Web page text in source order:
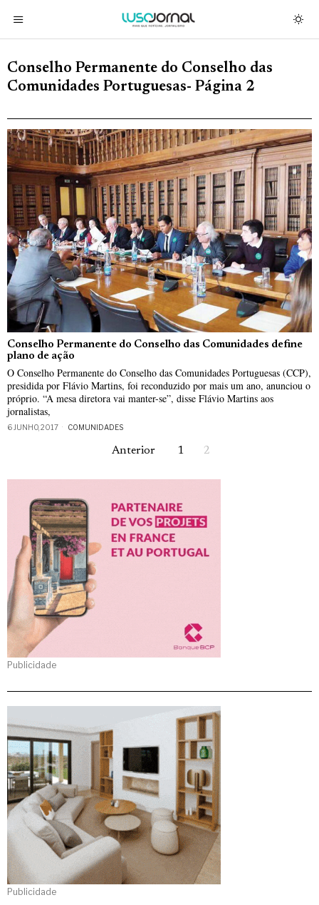
Conselho Permanente do Conselho das
Comunidades Portuguesas- Página 2
Conselho Permanente do Conselho das Comunidades define
plano de ação
O Conselho Permanente do Conselho das Comunidades Portuguesas (CCP),
presidida por Flávio Martins, foi reconduzido por mais um ano, anunciou o
próprio. “A mesa diretora vai manter-se”, disse Flávio Martins aos
jornalistas,
6 JUNHO, 2017 COMUNIDADES
Anterior 1 2
Publicidade
Publicidade